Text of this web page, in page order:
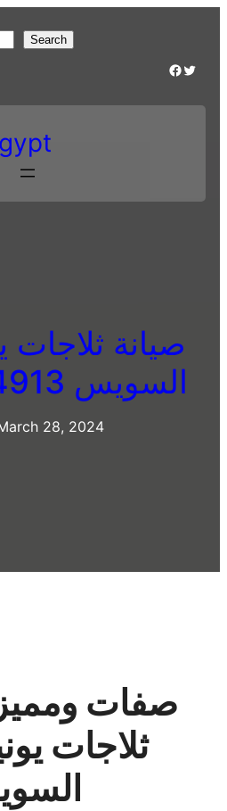
Search
Facebook Twitter
صيانة ثلاجات
السويس 01112124913
28, 2024
صفات
ثلاجات